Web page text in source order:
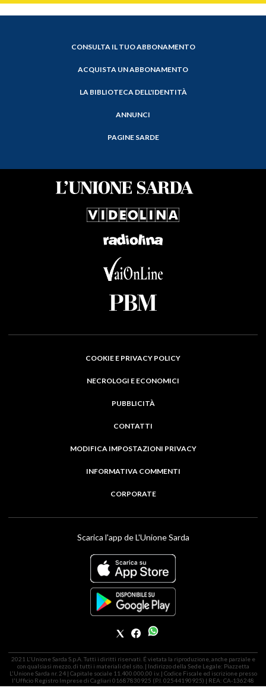
CONSULTA IL TUO ABBONAMENTO
ACQUISTA UN ABBONAMENTO
LA BIBLIOTECA DELL'IDENTITÀ
ANNUNCI
PAGINE SARDE
COOKIE E PRIVACY POLICY
NECROLOGI E ECONOMICI
PUBBLICITÀ
CONTATTI
MODIFICA IMPOSTAZIONI PRIVACY
INFORMATIVA COMMENTI
CORPORATE
Scarica l'app de L'Unione Sarda
2021 L'Unione Sarda S.p.A. Tutti i diritti riservati. É vietata la riproduzione, anche parziale e
con qualsiasi mezzo, di tutti i materiali del sito. | Indirizzo della Sede Legale: Piazzetta
L'Unione Sarda nr. 24 | Capitale sociale 11.400.000,00 i.v. | Codice Fiscale ed iscrizione presso
l'Ufficio Registro Imprese di Cagliari 01687830925 (P.I. 02544190925) | REA: CA-136248